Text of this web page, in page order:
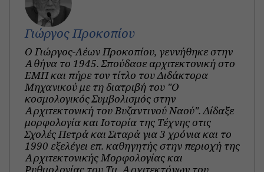
Γιώργος Προκοπίου
Ο Γιώργος-Λέων Προκοπίου, γεννήθηκε στην
Αθήνα το 1945. Σπούδασε αρχιτεκτονική στο
ΕΜΠ και πήρε τον τίτλο του Διδάκτορα
Μηχανικού με τη διατριβή του "Ο
κοσμολογικός Συμβολισμός στην
Αρχιτεκτονική του Βυζαντινού Ναού". Δίδαξε
μορφολογία και Ιστορία της Τέχνης στις
Σχολές Πετρά και Σιταρά για 3 χρόνια και το
1990 εξελέγει επ. καθηγητής στην περιοχή της
Αρχιτεκτονικής Μορφολογίας και
Ρυθμολογίας του Τμ. Αρχιτεκτόνων του